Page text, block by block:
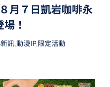
月７日凱岩咖啡永
！
訊,動漫IP,限定活動